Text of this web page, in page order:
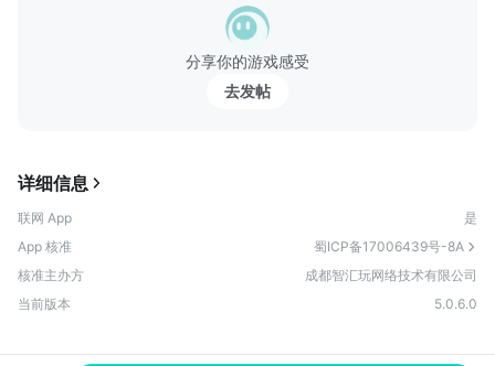
少了，每次加新功能前，我们都得反复琢磨，会不会让新道友摸
不着头脑？会不会让老道友觉得太肝？所以我们步子迈得小了
些，但每一步都想走得稳些。 未来，我们还是会继续优化现有
但我们希望每一个都能让大家觉得“有点意思~”。 有时候翻看旧
哪里，都感谢你曾来过这片江湖。 江湖不老，你我皆在。 第七
年，依然感谢相伴。 祝愿诸位道友，道心常稳，奇遇常临。
分享你的游戏感受
去发帖
详细信息
联网 App
是
App 核准
蜀ICP备17006439号-8A
核准主办方
成都智汇玩网络技术有限公司
当前版本
5.0.6.0